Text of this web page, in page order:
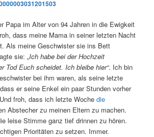
Papa im Alter von 94 Jahren in die Ewigkeit
dass meine Mama in seiner letzten Nacht
Als meine Geschwister sie ins Bett
sie:„Ich habe bei der Hochzeit
Tod Euch scheidet. Ich bleibe hier“. Ich bin
bei ihm waren, als seine letzte
er seine Enkel ein paar Stunden vorher
froh, dass ich letzte Wochedie
Abstecher zu meinen Eltern zu machen.
leise Stimme ganz tief drinnen zu hören.
Prioritäten zu setzen. Immer.